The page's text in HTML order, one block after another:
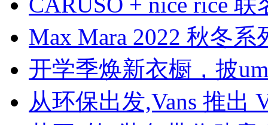
Max Mara 2022 秋冬
开学季焕新衣橱，披
从环保出发,Vans 推出